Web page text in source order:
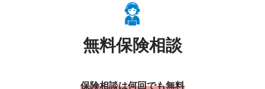
無料保険相談
保険相談は何回でも無料